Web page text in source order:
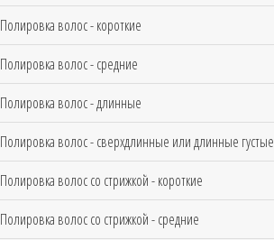
Полировка волос - короткие
Полировка волос - средние
Полировка волос - длинные
Полировка волос - сверхдлинные или длинные густые
Полировка волос со стрижкой - короткие
Полировка волос со стрижкой - средние